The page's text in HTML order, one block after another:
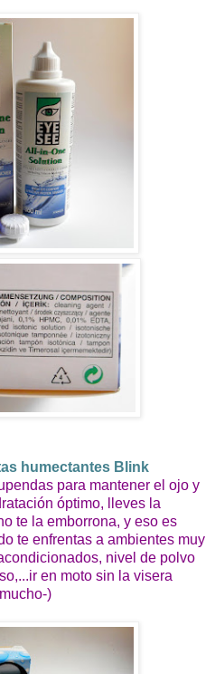
humectantes Blink
para mantener el ojo y
óptimo, lleves la
te la emborrona, y eso es
te enfrentas a ambientes muy
nivel de polvo
en moto sin la visera
)